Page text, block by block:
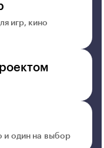
игр, кино
и один на выбор